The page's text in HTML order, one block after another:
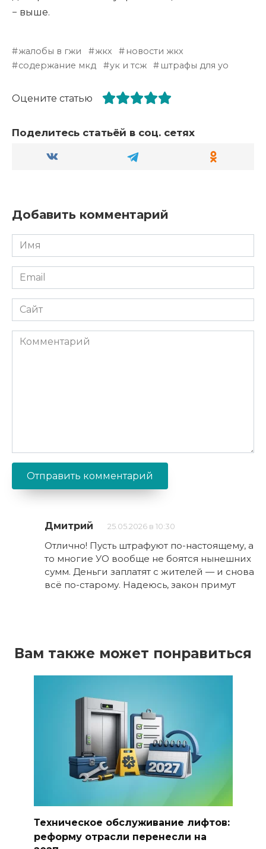
− выше.
жалобы в гжи жкх
новости жкх
содержание мкд
ук и тсж штрафы для уо
Оцените статью
Поделитесь статьёй в соц. сетях
Добавить комментарий
Имя
*
Email
*
Сайт
Комментарий
Дмитрий 25.05.2026 в 10:30
Отлично! Пусть штрафуют по-настоящему, а
то многие УО вообще не боятся нынешних
сумм. Деньги заплатят с жителей — и снова
всё по-старому. Надеюсь, закон примут
Вам также может понравиться
Техническое обслуживание лифтов:
реформу отрасли перенесли на